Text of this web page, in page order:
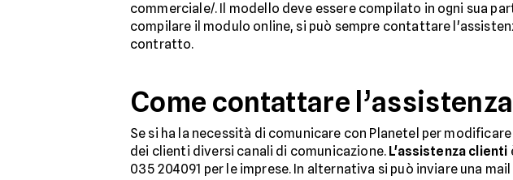
commerciale/. Il modello deve essere compilato in ogni sua
compilare il modulo online, si può sempre contattare
contratto.
Come contattare
Se si ha la necessità di comunicare con Planetel per
dei clienti diversi canali di comunicazione. L'assistenza clienti
035 204091 per le imprese. In alternativa si può inviare una